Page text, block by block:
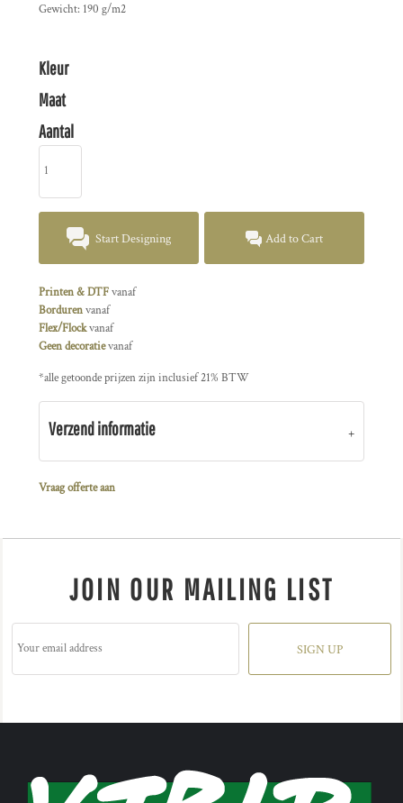
Gewicht: 190 g/m2
Kleur
Maat
Aantal
Start Designing Add to Cart
Printen & DTFvanaf
Bordurenvanaf
Flex/Flockvanaf
Geen decoratievanaf
*alle getoonde prijzen zijn inclusief 21% BTW
Verzend informatie
Vraag offerte aan
JOIN OUR MAILING LIST
SIGN UP